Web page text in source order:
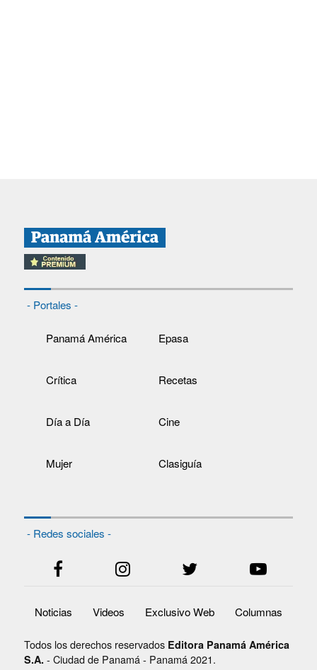
- Portales -
Panamá América Epasa
Crítica Recetas
Día a Día Cine
Mujer Clasiguía
- Redes sociales -
Noticias Videos Exclusivo Web Columnas
Todos los derechos reservados Editora Panamá América
S.A. - Ciudad de Panamá - Panamá 2021.